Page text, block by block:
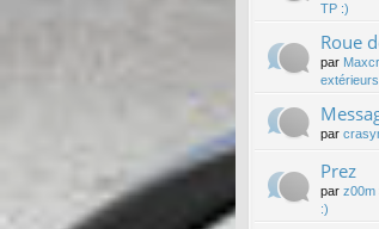
TP :)
Roue
par
par
Prez
par z00m
:)